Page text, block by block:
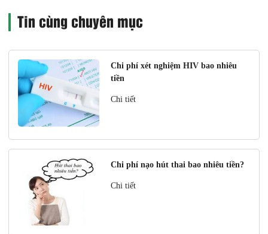
Tin cùng chuyên mục
Chi phí xét nghiệm HIV bao nhiêu
tiền
Chi tiết
Chi phí nạo hút thai bao nhiêu tiền?
Chi tiết